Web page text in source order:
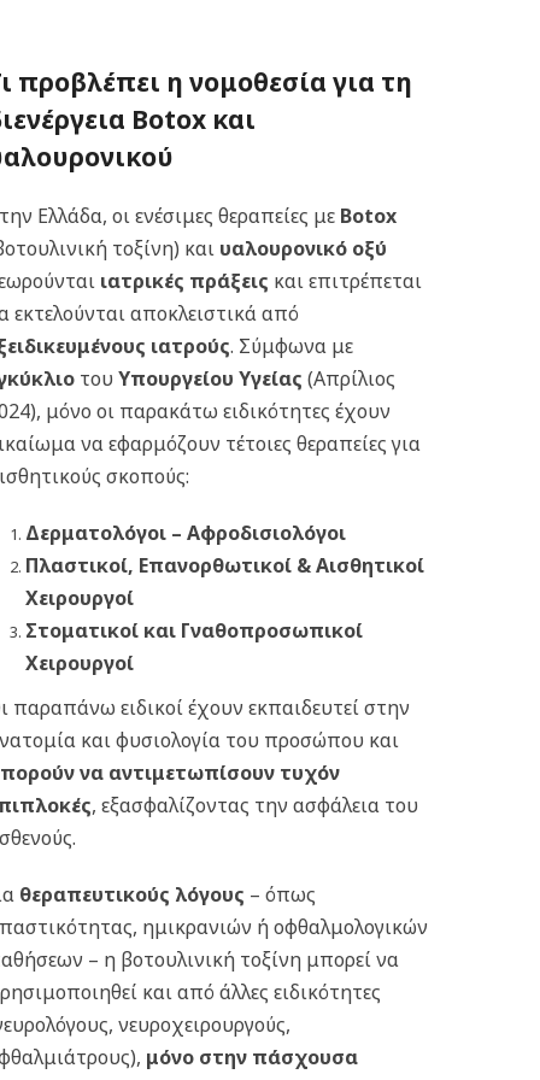
προβλέπει η νομοθεσία για τη
Botox και
Ελλάδα, οι ενέσιμες θεραπείες με Botox
τοξίνη) και υαλουρονικό οξύ
ιατρικές πράξεις και επιτρέπεται
εκτελούνται αποκλειστικά από
ιατρούς. Σύμφωνα με
τουΥπουργείου Υγείας (Απρίλιος
μόνο οι παρακάτω ειδικότητες έχουν
να εφαρμόζουν τέτοιες θεραπείες για
σκοπούς:
Δερματολόγοι – Αφροδισιολόγοι
Πλαστικοί, Επανορθωτικοί & Αισθητικοί
Χειρουργοί
Στοματικοί και Γναθοπροσωπικοί
Χειρουργοί
παραπάνω ειδικοί έχουν εκπαιδευτεί στην
και φυσιολογία του προσώπου και
να αντιμετωπίσουν τυχόν
, εξασφαλίζοντας την ασφάλεια του
θεραπευτικούς λόγους – όπως
ημικρανιών ή οφθαλμολογικών
– η βοτουλινική τοξίνη μπορεί να
και από άλλες ειδικότητες
νευροχειρουργούς,
μόνο στην πάσχουσα